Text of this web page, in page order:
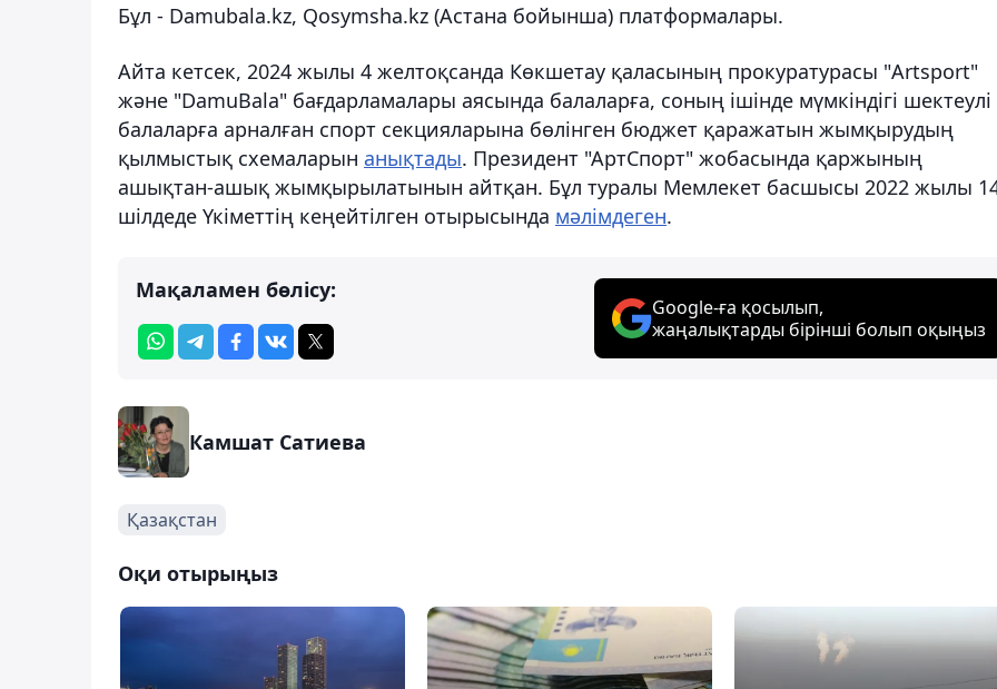
Бұл - Damubala.kz, Qosymsha.kz (Астана бойынша) платформалары.
Айта кетсек, 2024 жылы 4 желтоқсанда Көкшетау қаласының прокуратурасы "Artsport"
және "DamuBala" бағдарламалары аясында балаларға, соның ішінде мүмкіндігі шектеулі
балаларға арналған спорт секцияларына бөлінген бюджет қаражатын жымқырудың
қылмыстық схемаларын анықтады. Президент "АртСпорт" жобасында қаржының
ашықтан-ашық жымқырылатынын айтқан. Бұл туралы Мемлекет басшысы 2022 жылы
шілдеде Үкіметтің кеңейтілген отырысында мәлімдеген.
Мақаламен бөлісу:
Google-ға қосылып,
жаңалықтарды бірінші болып оқыңыз
Камшат Сатиева
Қазақстан
Оқи отырыңыз